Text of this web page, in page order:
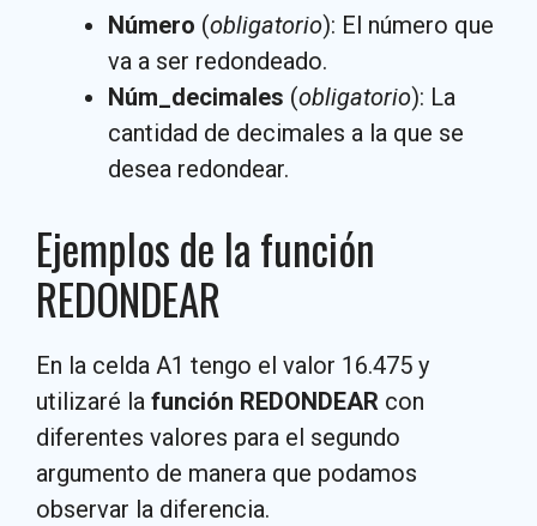
Número (obligatorio): El número que
va a ser redondeado.
Núm_decimales (obligatorio): La
cantidad de decimales a la que se
desea redondear.
Ejemplos de la función
REDONDEAR
En la celda A1 tengo el valor 16.475 y
utilizaré la función REDONDEAR con
diferentes valores para el segundo
argumento de manera que podamos
observar la diferencia.